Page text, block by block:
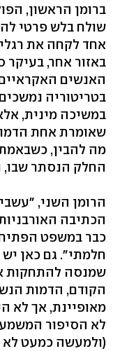
ברומן הראשון,
שולח בלש פרטי
אחד לקחה את
באזור אחר, בעיקר
האנשים
בטריטוריה
במשיכה מינית,
שאומרת אחת
מה להבין,
החלק הנסתר שבו,
הרומן השני,
הכתיבה
כבר במשפט
חלמתי". גם כאן
שמנסה להתחקות
הקודם, הדמות
מאופיינת, אך לא
לא הסיפור
(ולמעשה כמעט לא